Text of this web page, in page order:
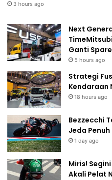
3 hours ago
Next
Ganti
5 hours ago
Strategi
Kendaraan
18 hours ago
Bezzecchi
Jeda
1 day ago
Miris!
Akali Pelat